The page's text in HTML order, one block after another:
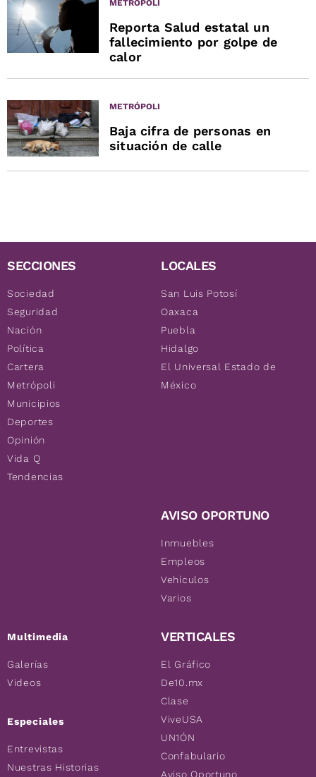
METRÓPOLI
Reporta Salud estatal un
fallecimiento por golpe de
calor
METRÓPOLI
Baja cifra de personas en
situación de calle
SECCIONES
Sociedad
Seguridad
Nación
Política
Cartera
Metrópoli
Municipios
Deportes
Opinión
Vida Q
Tendencias
Multimedia
Galerías
Videos
Especiales
Entrevistas
Nuestras Historias
LOCALES
San Luis Potosí
Oaxaca
Puebla
Hidalgo
El Universal Estado de
México
AVISO OPORTUNO
Inmuebles
Empleos
Vehículos
Varios
VERTICALES
El Gráfico
De10.mx
Clase
ViveUSA
UN1ÓN
Confabulario
Aviso Oportuno